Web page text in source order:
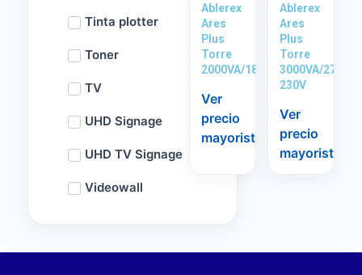
Tinta plotter
Toner
TV
UHD Signage
UHD TV Signage
Videowall
Ablerex
Ares
Plus
Torre
2000VA/1800W
Ver
precio
mayorista
Ablerex
Ares
Plus
Torre
3000VA/2700W
230V
Ver
precio
mayorista